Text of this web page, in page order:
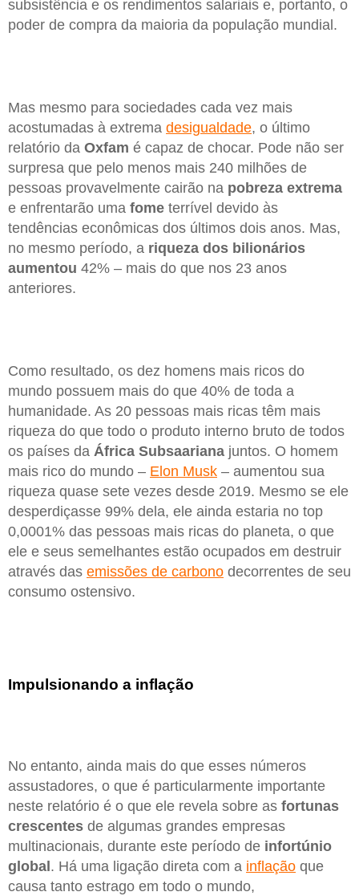
subsistência e os rendimentos salariais e, portanto, o
poder de compra da maioria da população mundial.
Mas mesmo para sociedades cada vez mais
acostumadas à extrema desigualdade, o último
relatório da Oxfam é capaz de chocar. Pode não ser
surpresa que pelo menos mais 240 milhões de
pessoas provavelmente cairão na pobreza extrema
e enfrentarão uma fome terrível devido às
tendências econômicas dos últimos dois anos. Mas,
no mesmo período, a riqueza dos bilionários
aumentou 42% – mais do que nos 23 anos
anteriores.
Como resultado, os dez homens mais ricos do
mundo possuem mais do que 40% de toda a
humanidade. As 20 pessoas mais ricas têm mais
riqueza do que todo o produto interno bruto de todos
os países da África Subsaariana juntos. O homem
mais rico do mundo – Elon Musk – aumentou sua
riqueza quase sete vezes desde 2019. Mesmo se ele
desperdiçasse 99% dela, ele ainda estaria no top
0,0001% das pessoas mais ricas do planeta, o que
ele e seus semelhantes estão ocupados em destruir
através das emissões de carbono decorrentes de seu
consumo ostensivo.
Impulsionando a inflação
No entanto, ainda mais do que esses números
assustadores, o que é particularmente importante
neste relatório é o que ele revela sobre as fortunas
crescentes de algumas grandes empresas
multinacionais, durante este período de infortúnio
global . Há uma ligação direta com a inflação que
causa tanto estrago em todo o mundo,